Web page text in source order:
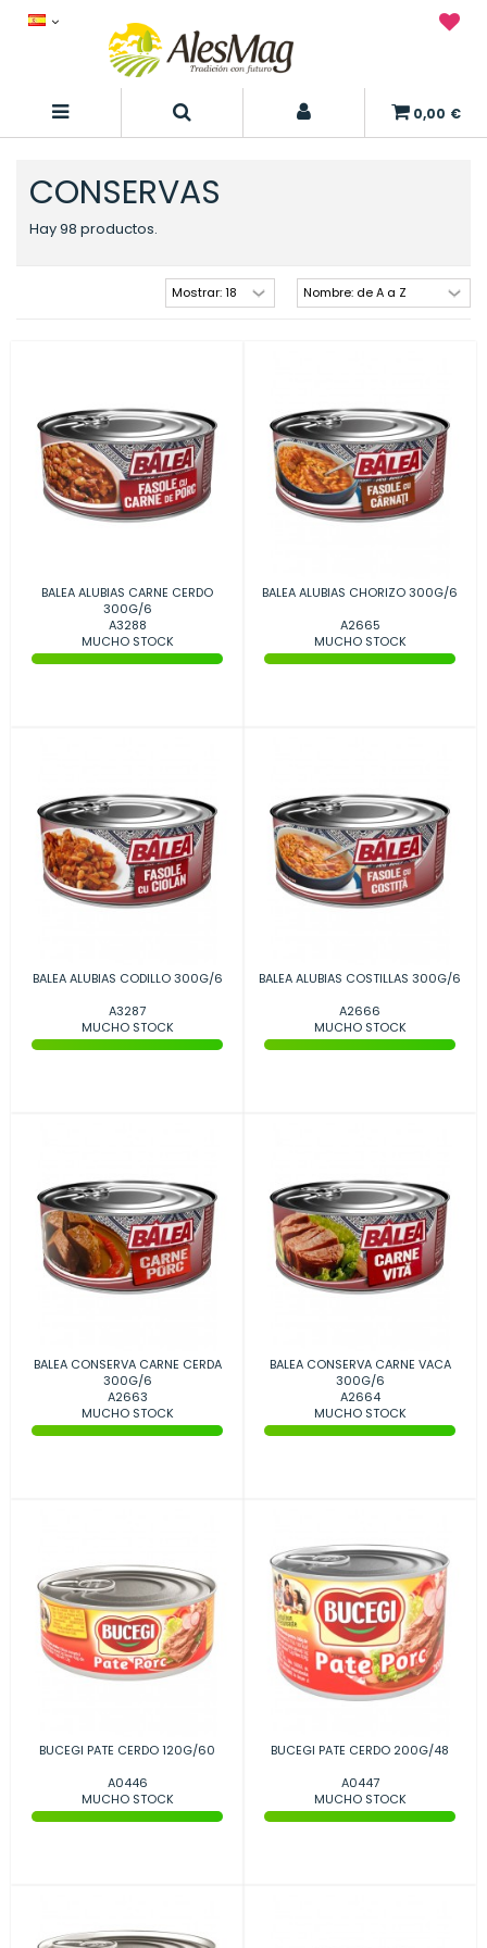
0,00 €
CONSERVAS
Hay 98 productos.
BALEA ALUBIAS CARNE CERDO
300G/6
A3288
MUCHO STOCK
BALEA ALUBIAS CHORIZO 300G/6
A2665
MUCHO STOCK
BALEA ALUBIAS CODILLO 300G/6
A3287
MUCHO STOCK
BALEA ALUBIAS COSTILLAS 300G/6
A2666
MUCHO STOCK
BALEA CONSERVA CARNE CERDA
300G/6
A2663
MUCHO STOCK
BALEA CONSERVA CARNE VACA
300G/6
A2664
MUCHO STOCK
BUCEGI PATE CERDO 120G/60
A0446
MUCHO STOCK
BUCEGI PATE CERDO 200G/48
A0447
MUCHO STOCK